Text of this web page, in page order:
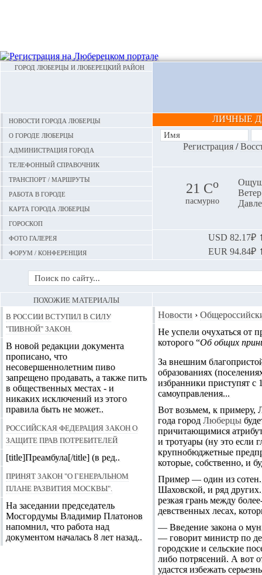
ГОРОД ЛЮБЕРЦЫ И ЛЮБЕРЕЦКИЙ РАЙОН
Новости города Люберцы
О городе Люберцы
Администрация города
Телефонный справочник
Транспорт / маршруты
Работа в городе
Карта города Люберцы
Гороскоп
Фото галерея
Форум / конференция
ЛИЧНЫЕ
Регистрация/
21 Сo
пасмурно
USD 82.17₽
EUR 94.84₽
Новости ›
Не успели очухаться от
которого “Об общих
За внешним
образованиях
избранники приступят с
самоуправления...
Вот возьмем, к примеру,
года город Люберцы
причитающимися
и тротуары (ну это если
крупнобюджетные
которые, собственно, и
Пример — один из
Шаховской, и ряд
резкая грань между
девственных лесах,
— Введение закона о
— говорит министр по
городские и сельские
либо потрясений. А вот
удастся избежать
ПОХОЖИЕ МАТЕРИАЛЫ
В России вступил в силу
"пивной" закон.
В новой редакции документа
прописано, что
несовершеннолетним пиво
запрещено продавать, а также пить
в общественных местах - и
никаких исключений из этого
правила быть не может..
Российская федерация закон о
защите прав потребителей
[title]Преамбула[/title] (в ред..
Принят закон "О Генеральном
плане развития Москвы".
На заседании председатель
Мосгордумы Владимир Платонов
напомнил, что работа над
документом началась 8 лет назад..